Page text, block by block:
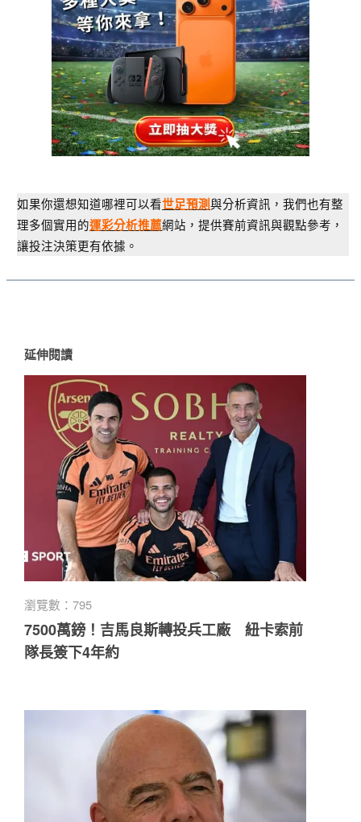
如果你還想知道哪裡可以看世足預測與分析資訊，我們也有整
理多個實用的運彩分析推薦網站，提供賽前資訊與觀點參考，
讓投注決策更有依據。
延伸閱讀
瀏覽數：795
7500萬鎊！吉馬良斯轉投兵工廠 紐卡索前
隊長簽下4年約